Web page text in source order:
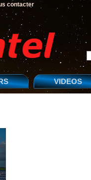
contacter
VIDEOS